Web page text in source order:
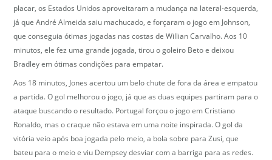
placar, os Estados Unidos aproveitaram a mudança na lateral-esquerda,
já que André Almeida saiu machucado, e forçaram o jogo em Johnson,
que conseguia ótimas jogadas nas costas de Willian Carvalho. Aos 10
minutos, ele fez uma grande jogada, tirou o goleiro Beto e deixou
Bradley em ótimas condições para empatar.
Aos 18 minutos, Jones acertou um belo chute de fora da área e empatou
a partida. O gol melhorou o jogo, já que as duas equipes partiram para o
ataque buscando o resultado. Portugal forçou o jogo em Cristiano
Ronaldo, mas o craque não estava em uma noite inspirada. O gol da
vitória veio após boa jogada pelo meio, a bola sobre para Zusi, que
bateu para o meio e viu Dempsey desviar com a barriga para as redes.